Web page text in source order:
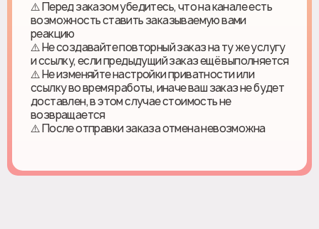
⚠️ Перед заказом убедитесь, что на канале есть
возможность ставить заказываемую вами
реакцию
⚠️ Не создавайте повторный заказ на ту же услугу
и ссылку, если предыдущий заказ ещё выполняется
⚠️ Не изменяйте настройки приватности или
ссылку во время работы, иначе ваш заказ не будет
доставлен, в этом случае стоимость не
возвращается
⚠️ После отправки заказа отмена невозможна